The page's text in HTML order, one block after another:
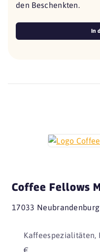
den Beschenkten.
In
Coffee Fellows
17033 Neubrandenburg
Kaffeespezialitäten,
€